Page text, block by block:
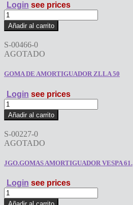
Login see prices
GOMA
AMORTIGUADOR
VESPA
58.
cantidad
Añadir al carrito
S-00466-0
AGOTADO
GOMA DE AMORTIGUADOR ZLLA 50
Login see prices
GOMA
DE
AMORTIGUADOR
ZLLA
50
cantidad
Añadir al carrito
S-00227-0
AGOTADO
JGO.GOMAS AMORTIGUADOR VESPA 61.
Login see prices
JGO.GOMAS
AMORTIGUADOR